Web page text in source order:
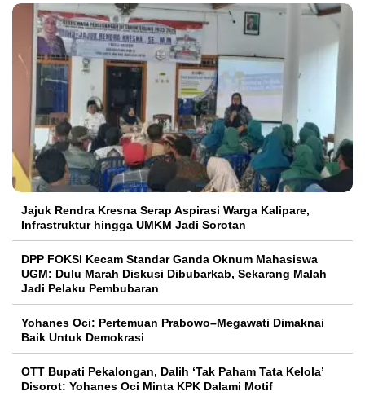
Jajuk Rendra Kresna Serap Aspirasi Warga Kalipare,
Infrastruktur hingga UMKM Jadi Sorotan
DPP FOKSI Kecam Standar Ganda Oknum Mahasiswa
UGM: Dulu Marah Diskusi Dibubarkab, Sekarang Malah
Jadi Pelaku Pembubaran
Yohanes Oci: Pertemuan Prabowo–Megawati Dimaknai
Baik Untuk Demokrasi
OTT Bupati Pekalongan, Dalih ‘Tak Paham Tata Kelola’
Disorot: Yohanes Oci Minta KPK Dalami Motif